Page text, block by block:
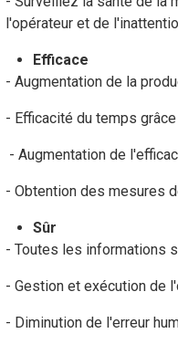
l'opérateur et de
Efficace
- Augmentation de la
- Efficacité du temps
- Augmentation de
- Obtention des mesures
Sûr
- Toutes les informations
- Gestion et exécution de
- Diminution de l'erreur